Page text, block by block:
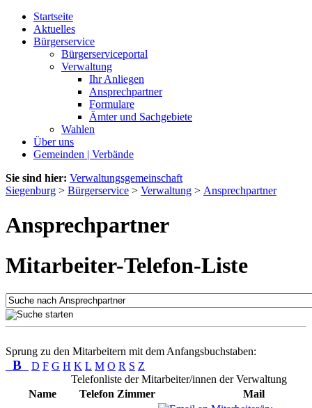
Startseite
Aktuelles
Bürgerservice
Bürgerserviceportal
Verwaltung
Ihr Anliegen
Ansprechpartner
Formulare
Ämter und Sachgebiete
Wahlen
Über uns
Gemeinden | Verbände
Sie sind hier: Verwaltungsgemeinschaft
Siegenburg > Bürgerservice > Verwaltung > Ansprechpartner
Ansprechpartner
Mitarbeiter-Telefon-Liste
Sprung zu den Mitarbeitern mit dem Anfangsbuchstaben:
B D F G H K L M O R S Z
Telefonliste der Mitarbeiter/innen der Verwaltung
Name
Telefon Zimmer
Mail